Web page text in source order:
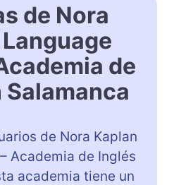
de Nora
de
Salamanca
de Nora Kaplan
Academia de Inglés
academia tiene un